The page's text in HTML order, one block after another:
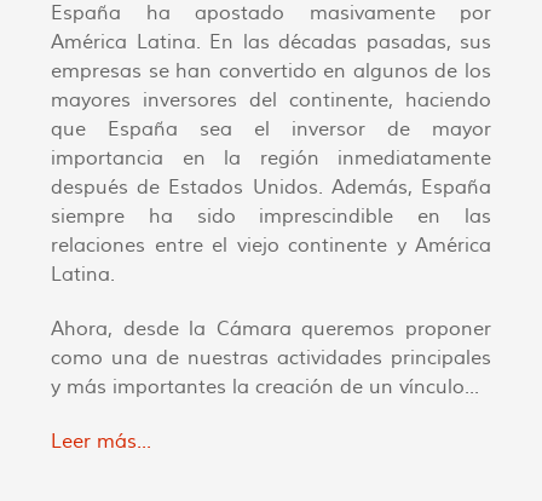
España ha apostado masivamente por
América Latina. En las décadas pasadas, sus
empresas se han convertido en algunos de los
mayores inversores del continente, haciendo
que España sea el inversor de mayor
importancia en la región inmediatamente
después de Estados Unidos. Además, España
siempre ha sido imprescindible en las
relaciones entre el viejo continente y América
Latina.
Ahora, desde la Cámara queremos proponer
como una de nuestras actividades principales
y más importantes la creación de un vínculo...
Leer más...